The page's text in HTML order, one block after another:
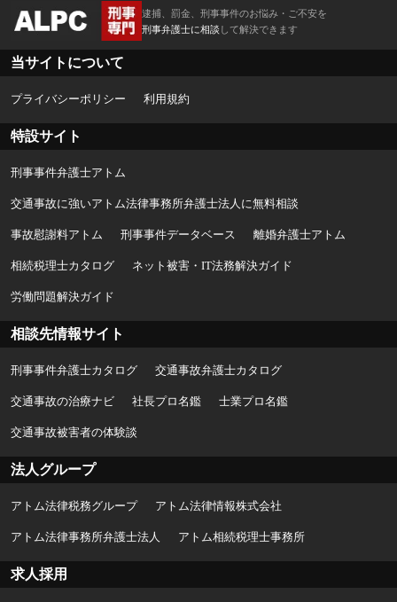
逮捕、罰金、刑事事件のお悩み・ご不安を
刑事弁護士に相談して解決できます
当サイトについて
プライバシーポリシー 利用規約
特設サイト
刑事事件弁護士アトム
交通事故に強いアトム法律事務所弁護士法人に無料相談
事故慰謝料アトム 刑事事件データベース 離婚弁護士アトム
相続税理士カタログ ネット被害・IT法務解決ガイド
労働問題解決ガイド
相談先情報サイト
刑事事件弁護士カタログ 交通事故弁護士カタログ
交通事故の治療ナビ 社長プロ名鑑 士業プロ名鑑
交通事故被害者の体験談
法人グループ
アトム法律税務グループ アトム法律情報株式会社
アトム法律事務所弁護士法人 アトム相続税理士事務所
求人採用